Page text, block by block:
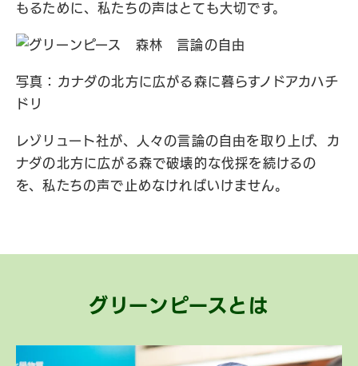
もるために、私たちの声はとても大切です。
写真：カナダの北方に広がる森に暮らすノドアカハチ
ドリ
レゾリュート社が、人々の言論の自由を取り上げ、カ
ナダの北方に広がる森で破壊的な伐採を続けるの
を、私たちの声で止めなければいけません。
グリーンピースとは